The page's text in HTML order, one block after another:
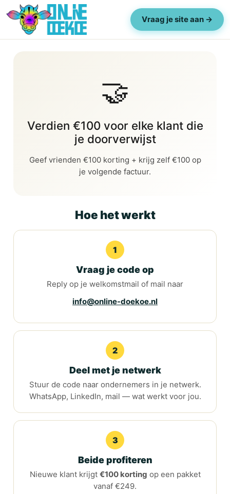
Vraag je site aan →
🤝
Verdien €100 voor elke klant die
je doorverwijst
Geef vrienden €100 korting + krijg zelf €100 op
je volgende factuur.
Hoe het werkt
1
Vraag je code op
Reply op je welkomstmail of mail naar
info@online-doekoe.nl
2
Deel met je netwerk
Stuur de code naar ondernemers in je netwerk.
WhatsApp, LinkedIn, mail — wat werkt voor jou.
3
Beide profiteren
Nieuwe klant krijgt €100 korting op een pakket
vanaf €249.